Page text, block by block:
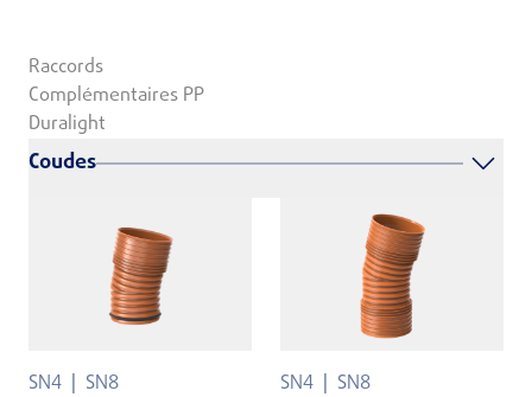
Raccords
Complémentaires PP
Duralight
Coudes
SN4 SN8 SN4 SN8